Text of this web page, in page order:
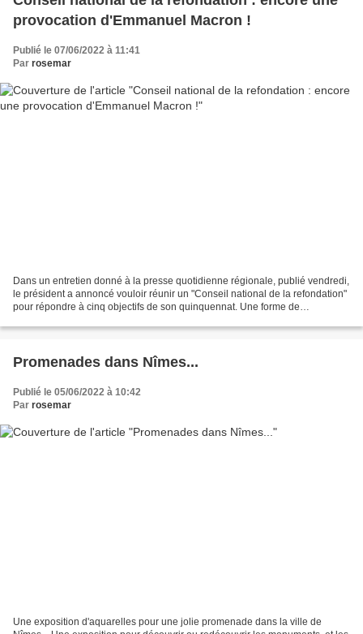
provocation d'Emmanuel Macron !
Publié le 07/06/2022 à 11:41
Par rosemar
Dans un entretien donné à la presse quotidienne régionale, publié vendredi,
le président a annoncé vouloir réunir un "Conseil national de la refondation"
pour répondre à cinq objectifs de son quinquennat. Une forme de
Promenades dans Nîmes...
Publié le 05/06/2022 à 10:42
Par rosemar
Une exposition d'aquarelles pour une jolie promenade dans la ville de